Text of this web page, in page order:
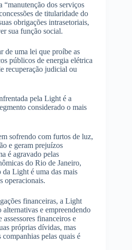
“manutenção dos serviços
de titularidade do
obrigações intrasetoriais,
sua função social.
de uma lei que proíbe as
públicos de energia elétrica
recuperação judicial ou
pela Light é a
considerado o mais
sofrendo com furtos de luz,
e geram prejuízos
é agravado pelas
do Rio de Janeiro,
da Light é uma das mais
operacionais.
financeiras, a Light
e empreendendo
financeiros e
próprias dívidas, mas
companhias pelas quais é